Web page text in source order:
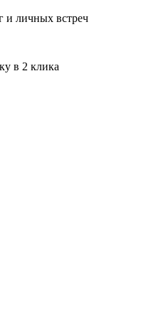
и личных встреч
в 2 клика